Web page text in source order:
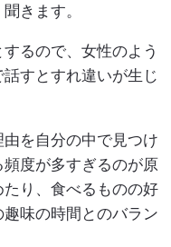
きます。
るので、女性のよう
すとすれ違いが生じ
を自分の中で見つけ
度が多すぎるのが原
り、食べるものの好
味の時間とのバラン